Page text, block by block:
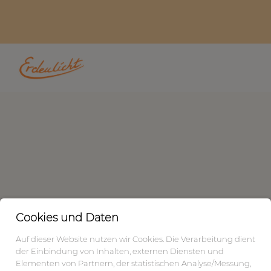
Cookies und Daten
Auf dieser Website nutzen wir Cookies. Die Verarbeitung dient
der Einbindung von Inhalten, externen Diensten und
Elementen von Partnern, der statistischen Analyse/Messung,